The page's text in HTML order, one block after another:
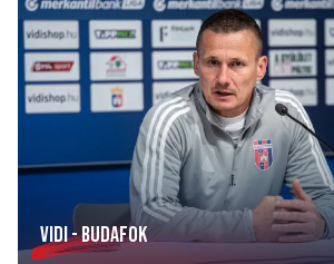
VIDI - BUDAFOK